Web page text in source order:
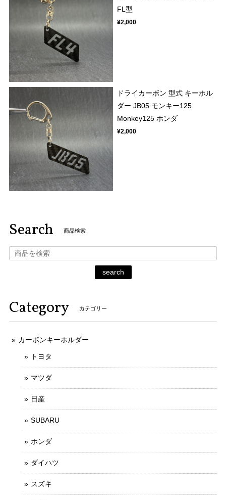
FL型
¥2,000
ドライカーボン 型式 キーホル
ダー JB05 モンキー125
Monkey125 ホンダ
¥2,000
Search 商品検索
search
Category カテゴリー
カーボンキーホルダー
トヨタ
マツダ
日産
SUBARU
ホンダ
ダイハツ
スズキ